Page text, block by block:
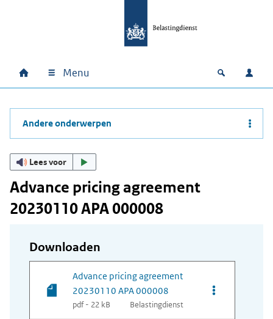
Hoofdnavigatie
Home Menu Open
Andere onderwerpen
Lees voor
Advance pricing agreement
20230110 APA 000008
Downloaden
Advance pricing agreement
20230110 APA 000008
pdf - 22 kB Belastingdienst
Opties van